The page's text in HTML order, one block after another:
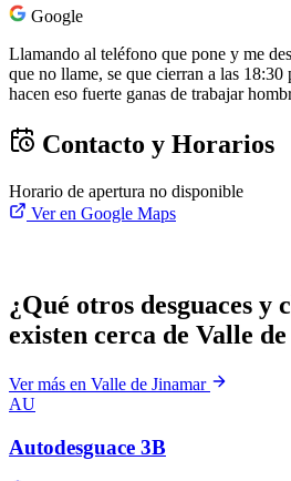
Google
Llamando al teléfono que pone y me
que no llame, se que cierran a las
hacen eso fuerte ganas de trabajar
Contacto y Horarios
Horario de apertura no disponible
Ver en Google Maps
¿Qué otros desguaces y
existen cerca de Valle
Ver más en Valle de Jinamar
AU
Autodesguace 3B